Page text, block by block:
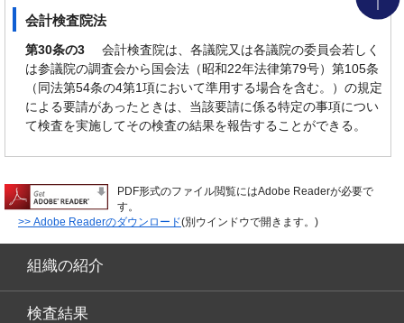
会計検査院法
第30条の3
会計検査院は、各議院又は各議院の委員会若しく
は参議院の調査会から国会法（昭和22年法律第79号）第105条
（同法第54条の4第1項において準用する場合を含む。）の規定
による要請があったときは、当該要請に係る特定の事項につい
て検査を実施してその検査の結果を報告することができる。
PDF形式のファイル閲覧にはAdobe Readerが必要で
す。
>> Adobe Readerのダウンロード(別ウインドウで開きます。)
組織の紹介
検査結果